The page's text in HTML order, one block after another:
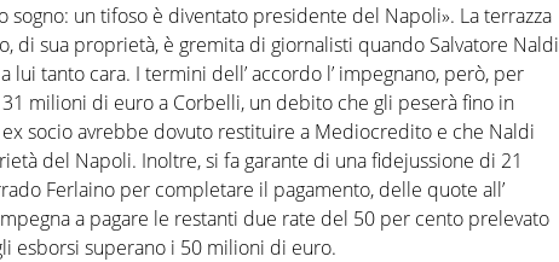
sogno: un tifoso è diventato presidente del Napoli». La terrazza
di sua proprietà, è gremita di giornalisti quando Salvatore Naldi
lui tanto cara. I termini dell’ accordo l’ impegnano, però, per
milioni di euro a Corbelli, un debito che gli peserà fino in
ex socio avrebbe dovuto restituire a Mediocredito e che Naldi
del Napoli. Inoltre, si fa garante di una fidejussione di 21
Ferlaino per completare il pagamento, delle quote all’
a pagare le restanti due rate del 50 per cento prelevato
esborsi superano i 50 milioni di euro.